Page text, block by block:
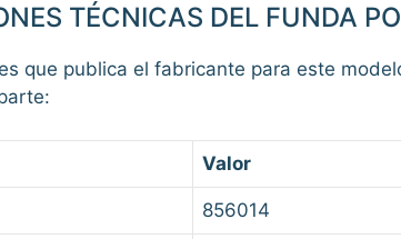
TÉCNICAS DEL FUNDA
que publica el fabricante para este
Valor
856014